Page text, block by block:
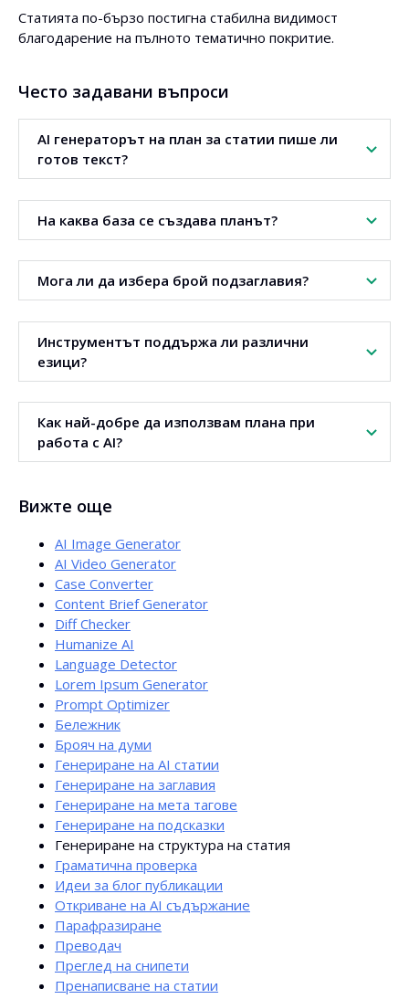
Статията по-бързо постигна стабилна видимост
благодарение на пълното тематично покритие.
Често задавани въпроси
AI генераторът на план за статии пише ли
готов текст?
Не. Инструментът създава структура и план на статия,
но не и готово съдържание.
На каква база се създава планът?
Планът се създава въз основа на анализ на страници,
видими в резултатите от търсенето за дадена фраза.
Мога ли да избера брой подзаглавия?
Да. Броят на подзаглавията се настройва преди
генериране на плана.
Инструментът поддържа ли различни
езици?
Да. Генераторът поддържа над 140 езика.
Как най-добре да използвам плана при
работа с AI?
подобрява коерентността и пълнотата на
Вижте още
AI Image Generator
AI Video Generator
Case Converter
Content Brief Generator
Diff Checker
Humanize AI
Language Detector
Lorem Ipsum Generator
Prompt Optimizer
Бележник
Брояч на думи
Генериране на AI статии
Генериране на заглавия
Генериране на мета тагове
Генериране на подсказки
Генериране на структура на статия
Граматична проверка
Идеи за блог публикации
Откриване на AI съдържание
Парафразиране
Преводач
Преглед на снипети
Пренаписване на статии